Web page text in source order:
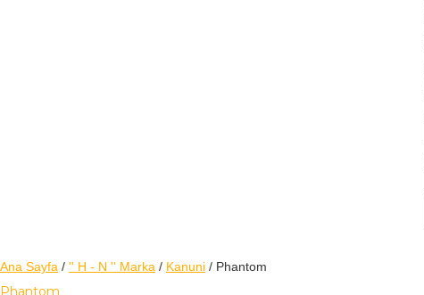
Ana Sayfa / '' H - N '' Marka / Kanuni / Phantom
Phantom